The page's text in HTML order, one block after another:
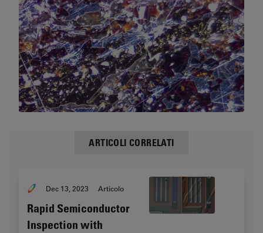
ARTICOLI CORRELATI
Dec 13, 2023 Articolo
Rapid Semiconductor
Inspection with